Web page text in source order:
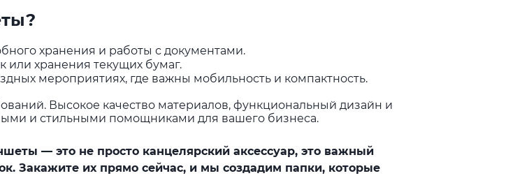
хранения и работы с документами.
или хранения текущих бумаг.
мероприятиях, где важны мобильность и компактность.
Высокое качество материалов, функциональный дизайн и
и стильными помощниками для вашего бизнеса.
— это не просто канцелярский аксессуар, это важный
Закажите их прямо сейчас, и мы создадим папки, которые